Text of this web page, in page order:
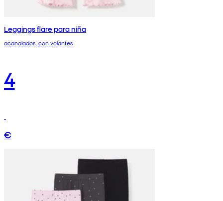
Leggings flare para niña
acanalados, con volantes
4
€